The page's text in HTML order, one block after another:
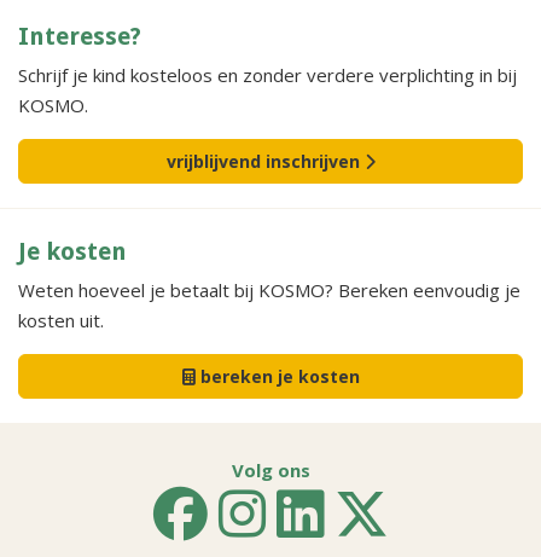
Interesse?
Schrijf je kind kosteloos en zonder verdere verplichting in bij
KOSMO.
vrijblijvend inschrijven
Je kosten
Weten hoeveel je betaalt bij KOSMO? Bereken eenvoudig je
kosten uit.
bereken je kosten
Volg ons